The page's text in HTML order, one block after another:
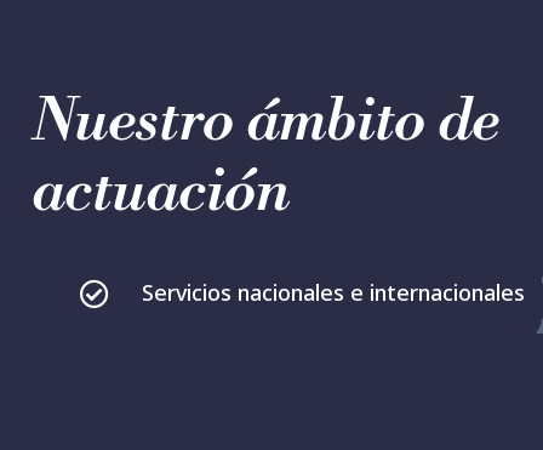
Nuestro ámbito de
actuación
Servicios nacionales e internacionales